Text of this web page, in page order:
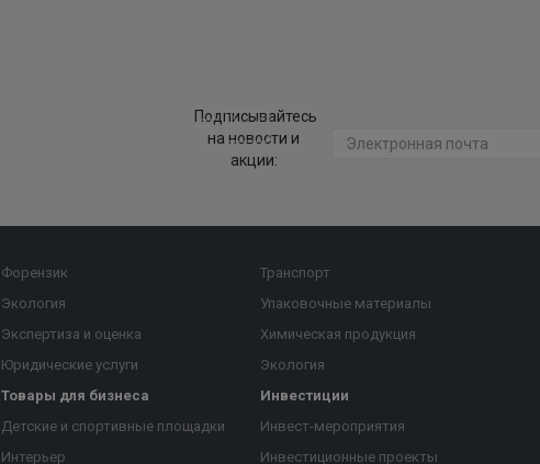
Подписывайтесь
на новости и
акции:
Форензик
Экология
Экспертиза и оценка
Юридические услуги
Товары для бизнеса
Детские и спортивные площадки
Интерьер
Транспорт
Упаковочные материалы
Химическая продукция
Экология
Инвестиции
Инвест-мероприятия
Инвестиционные проекты